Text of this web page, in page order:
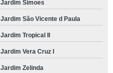
Jardim Simoes
Jardim São Vicente d Paula
Jardim Tropical II
Jardim Vera Cruz I
Jardim Zelinda